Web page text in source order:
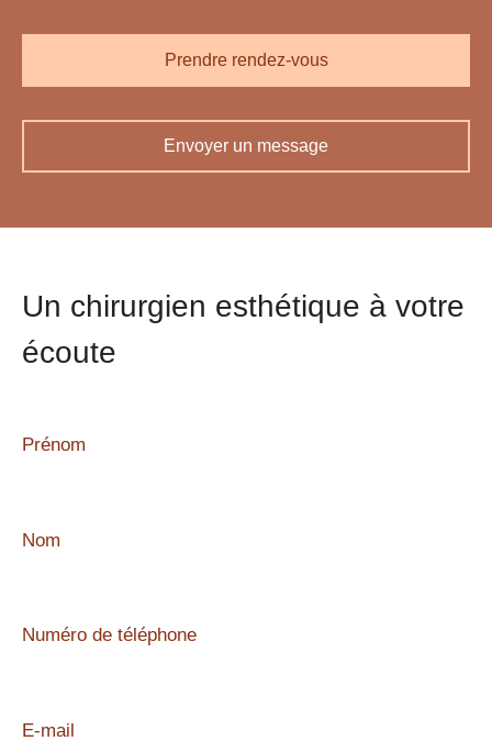
Prendre rendez-vous
Envoyer un message
Un chirurgien esthétique à votre
écoute
Prénom
Nom
Numéro de téléphone
E-mail